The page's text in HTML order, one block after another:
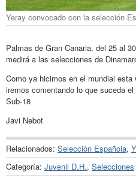
Yeray convocado con la selección
Palmas de Gran Canaria, del 25 al
medirá a las selecciones de
Como ya hicimos en el mundial esta
iremos comentando lo que suceda
Sub-18
Javi Nebot
Relacionados: Selección Española,
Categoría: Juvenil D.H., Selecciones